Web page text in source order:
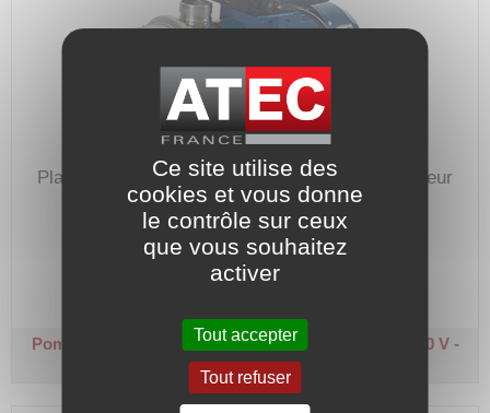
Plage de débit : 0,5 à 3 m³/h - 2800 tr/min.
Hauteur
manométrique max. : 35 m.
Code article :217218
Prix : 1 263,90 €
Pompe de transfert inox - AL 25-2M
Monophasée 230 V -
Auto-amorçante - 0,9 kW
Ce site utilise des
cookies et vous donne
le contrôle sur ceux
que vous souhaitez
activer
Tout accepter
Tout refuser